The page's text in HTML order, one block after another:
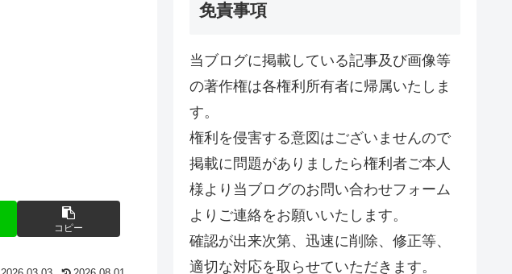
コピー
免責事項
当ブログに掲載している記事及び画像等
の著作権は各権利所有者に帰属いたしま
す。
権利を侵害する意図はございませんので
掲載に問題がありましたら権利者ご本人
様より当ブログのお問い合わせフォーム
よりご連絡をお願いいたします。
確認が出来次第、迅速に削除、修正等、
適切な対応を取らせていただきます。